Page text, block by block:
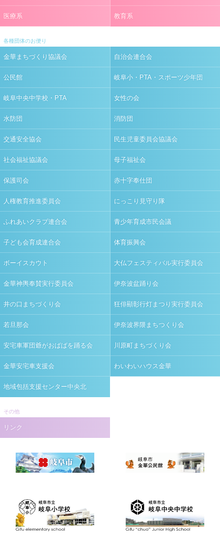
医療系 教育系
各種団体のお便り
金華まちづくり協議会 自治会連合会
公民館 岐阜小・PTA・スポーツ少年団
岐阜中央中学校・PTA 女性の会
水防団 消防団
交通安全協会 民生児童委員会協議会
社会福祉協議会 母子福祉会
保護司会 赤十字奉仕団
人権教育推進委員会 にっこり見守り隊
ふれあいクラブ連合会 青少年育成市民会議
子ども会育成連合会 体育振興会
ボーイスカウト 大仏フェスティバル実行委員会
金華神輿奉賛実行委員会 伊奈波盆踊り会
井の口まちづくり会 狂俳顯彰行灯まつり実行委員会
若旦那会 伊奈波界隈まちつくり会
安宅車軍団爺がおばばを踊る会 川原町まちづくり会
金華安宅車支援会 わいわいハウス金華
地域包括支援センター中央北
その他
リンク